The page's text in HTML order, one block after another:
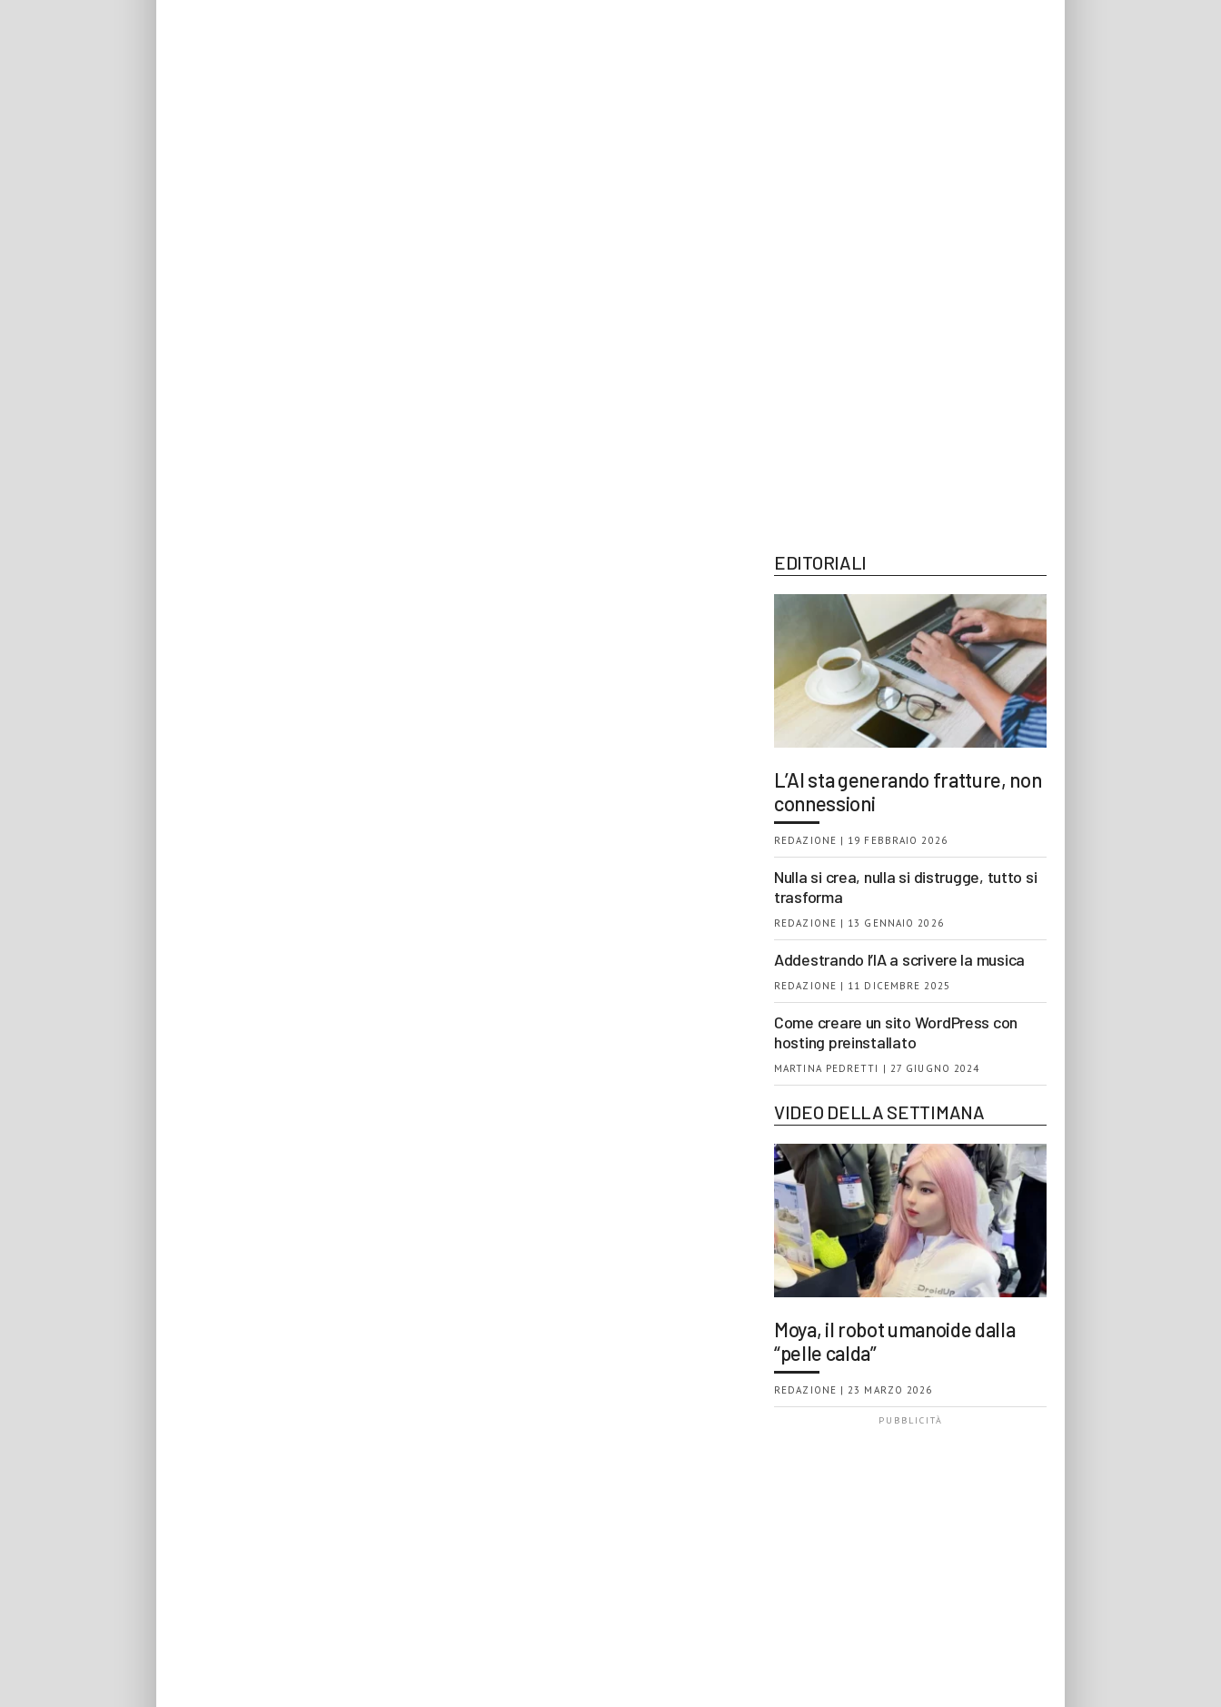
EDITORIALI
L’AI sta generando fratture, non
connessioni
REDAZIONE | 19 FEBBRAIO 2026
Nulla si crea, nulla si distrugge, tutto si
trasforma
REDAZIONE | 13 GENNAIO 2026
Addestrando l’IA a scrivere la musica
REDAZIONE | 11 DICEMBRE 2025
Come creare un sito WordPress con
hosting preinstallato
MARTINA PEDRETTI | 27 GIUGNO 2024
VIDEO DELLA SETTIMANA
Moya, il robot umanoide dalla
“pelle calda”
REDAZIONE | 23 MARZO 2026